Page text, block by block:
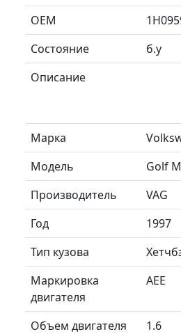
ОЕМ
Состояние
б.у
Описание
Марка
Модель
Golf
Производитель
VAG
Год
1997
Тип кузова
Маркировка
двигателя
AEE
Объем двигателя
1.6